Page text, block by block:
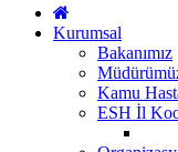
Kurumsal
Bakanımız
Kamu
ESH İl